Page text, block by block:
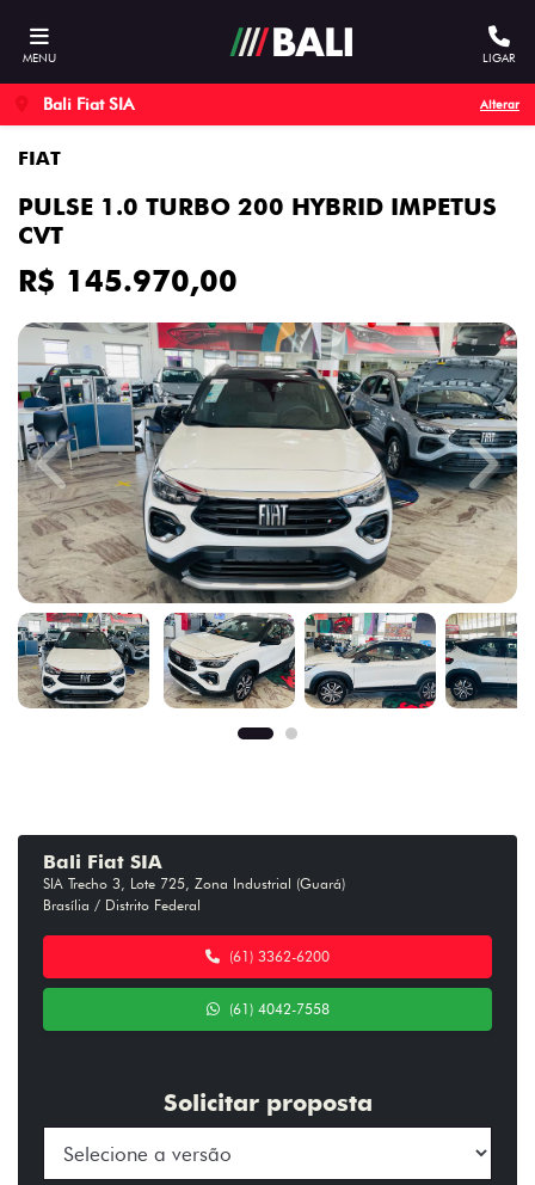
MENU LIGAR
Bali Fiat SIA Alterar
FIAT
PULSE 1.0 TURBO 200 HYBRID IMPETUS
CVT
R$ 145.970,00
Previous Next
Bali Fiat SIA
SIA Trecho 3, Lote 725, Zona Industrial (Guará)
Brasília / Distrito Federal
(61) 3362-6200
(61) 4042-7558
Solicitar proposta